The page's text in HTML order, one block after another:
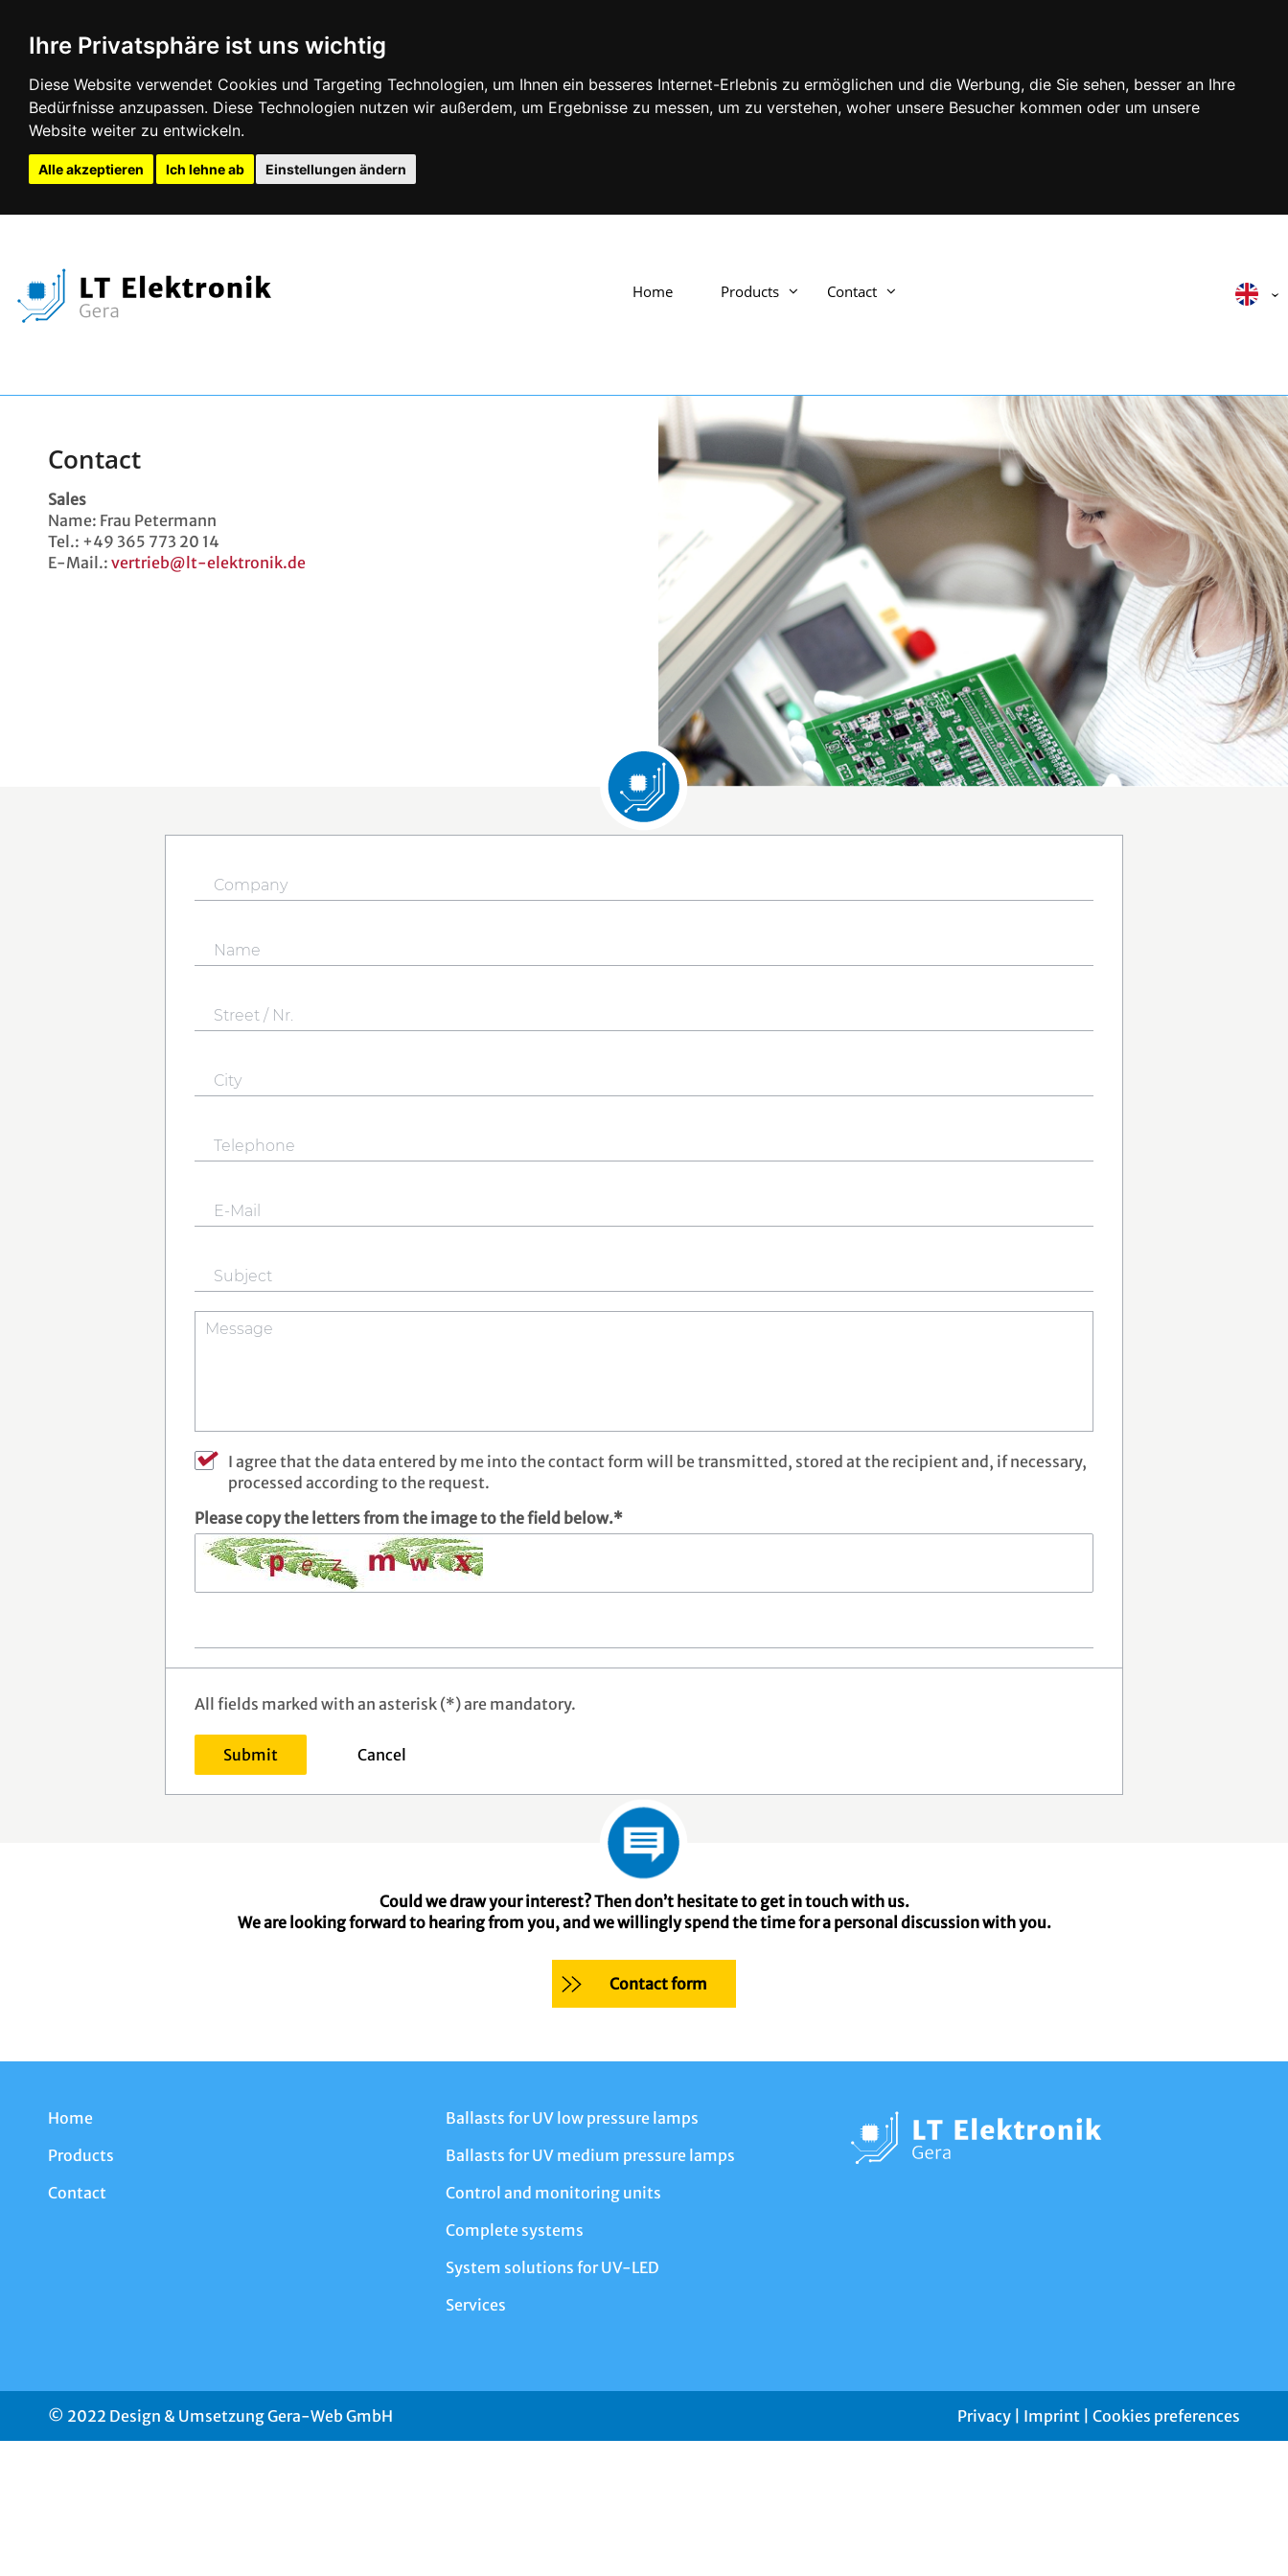
Ihre Privatsphäre ist uns wichtig
Diese Website verwendet Cookies und Targeting Technologien, um Ihnen ein besseres Internet-Erlebnis zu ermöglichen und die Werbung, die Sie sehen, besser an Ihre
Bedürfnisse anzupassen. Diese Technologien nutzen wir außerdem, um Ergebnisse zu messen, um zu verstehen, woher unsere Besucher kommen oder um unsere
Website weiter zu entwickeln.
Alle akzeptieren Ich lehne ab Einstellungen ändern
Home Products Contact
Contact
Sales
Name: Frau Petermann
Tel.: +49 365 773 20 14
E-Mail.: vertrieb@lt-elektronik.de
I agree that the data entered by me into the contact form will be transmitted, stored at the recipient and, if necessary,
processed according to the request.
Please copy the letters from the image to the field below.*
All fields marked with an asterisk (*) are mandatory.
Cancel
Could we draw your interest? Then don’t hesitate to get in touch with us.
We are looking forward to hearing from you, and we willingly spend the time for a personal discussion with you.
Contact form
Home
Products
Contact
Ballasts for UV low pressure lamps
Ballasts for UV medium pressure lamps
Control and monitoring units
Complete systems
System solutions for UV-LED
Services
© 2022 Design & Umsetzung Gera-Web GmbH Privacy Imprint Cookies preferences